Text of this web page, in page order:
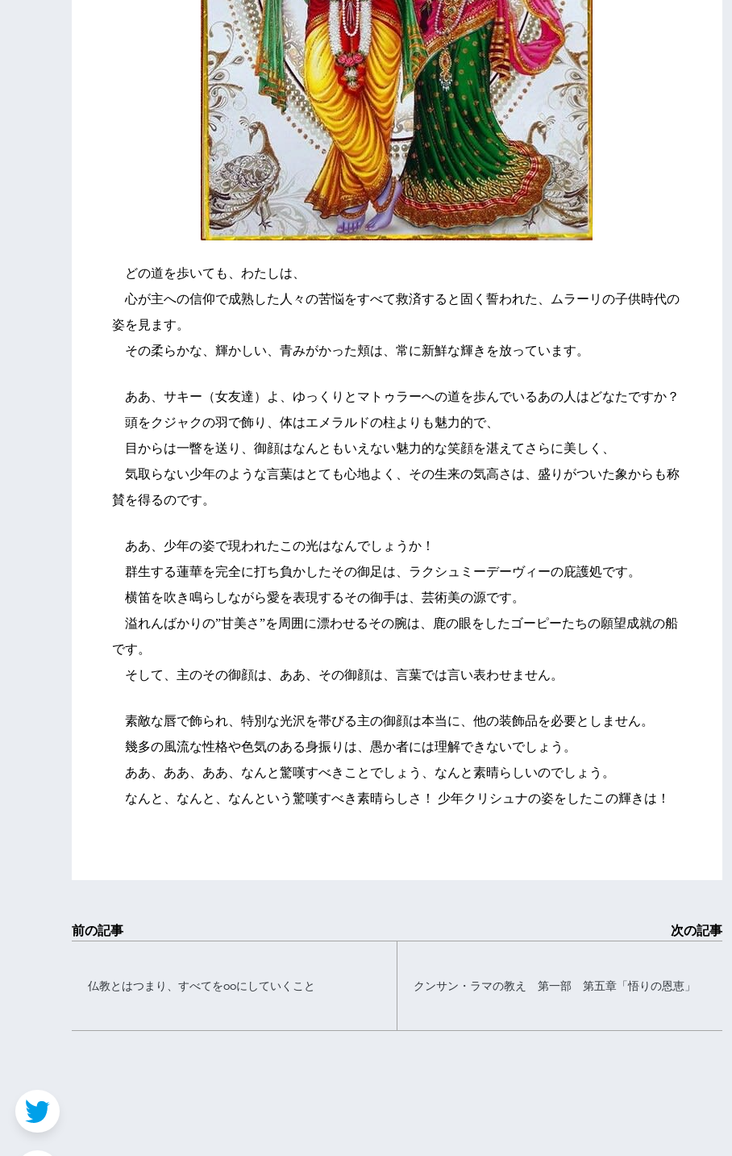
どの道を歩いても、わたしは、
心が主への信仰で成熟した人々の苦悩をすべて救済すると固く誓われた、ムラーリの子供時代の
姿を見ます。
その柔らかな、輝かしい、青みがかった頬は、常に新鮮な輝きを放っています。
ああ、サキー（女友達）よ、ゆっくりとマトゥラーへの道を歩んでいるあの人はどなたですか？
頭をクジャクの羽で飾り、体はエメラルドの柱よりも魅力的で、
目からは一瞥を送り、御顔はなんともいえない魅力的な笑顔を湛えてさらに美しく、
気取らない少年のような言葉はとても心地よく、その生来の気高さは、盛りがついた象からも称
賛を得るのです。
ああ、少年の姿で現われたこの光はなんでしょうか！
群生する蓮華を完全に打ち負かしたその御足は、ラクシュミーデーヴィーの庇護処です。
横笛を吹き鳴らしながら愛を表現するその御手は、芸術美の源です。
溢れんばかりの”甘美さ”を周囲に漂わせるその腕は、鹿の眼をしたゴーピーたちの願望成就の船
です。
そして、主のその御顔は、ああ、その御顔は、言葉では言い表わせません。
素敵な唇で飾られ、特別な光沢を帯びる主の御顔は本当に、他の装飾品を必要としません。
幾多の風流な性格や色気のある身振りは、愚か者には理解できないでしょう。
ああ、ああ、ああ、なんと驚嘆すべきことでしょう、なんと素晴らしいのでしょう。
なんと、なんと、なんという驚嘆すべき素晴らしさ！ 少年クリシュナの姿をしたこの輝きは！
前の記事
仏教とはつまり、すべてを○○にしていくこと
次の記事
クンサン・ラマの教え 第一部 第五章「悟りの恩恵」